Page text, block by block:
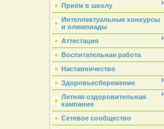
Приём в школу
Интеллектуальные конкурсы
и олимпиады
Аттестация
Воспитательная работа
Наставничество
Здоровьесбережение
Летняя оздоровительная
кампания
Сетевое сообщество